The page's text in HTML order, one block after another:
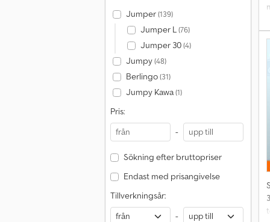
Jumper(139)
Jumper L(76)
Jumper 30(4)
Jumpy(48)
Berlingo(31)
Jumpy Kawa(1)
Pris:
-
Sökning efter bruttopriser
Endast med prisangivelse
Tillverkningsår:
-